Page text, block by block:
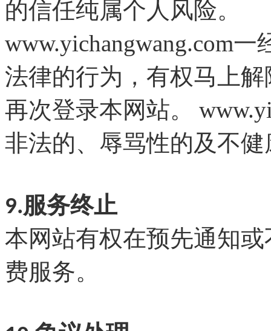
的信任纯属个人风险。
www.yichangwang.com一
法律的行为，有权马上
再次登录本网站。 www.
非法的、辱骂性的及不
9.服务终止
本网站有权在预先通知
费服务。